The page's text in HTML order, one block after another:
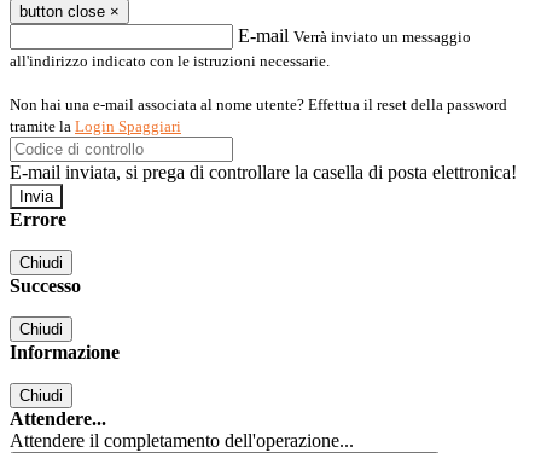
button close ×
E-mail Verrà inviato un messaggio
all'indirizzo indicato con le istruzioni necessarie.
Non hai una e-mail associata al nome utente? Effettua il reset della password
tramite la Login Spaggiari
E-mail inviata, si prega di controllare la casella di posta elettronica!
Errore
Chiudi
Successo
Chiudi
Informazione
Chiudi
Attendere...
Attendere il completamento dell'operazione...